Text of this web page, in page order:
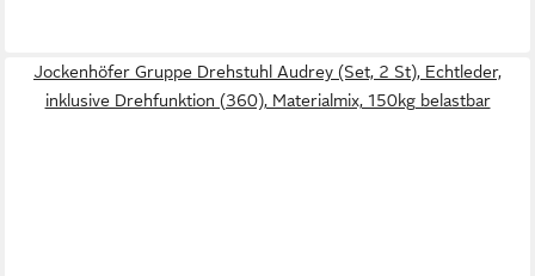
Jockenhöfer Gruppe Drehstuhl Audrey (Set, 2 St), Echtleder,
inklusive Drehfunktion (360), Materialmix, 150kg belastbar